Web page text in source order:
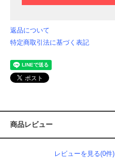
返品について
特定商取引法に基づく表記
商品レビュー
レビューを見る(0件)